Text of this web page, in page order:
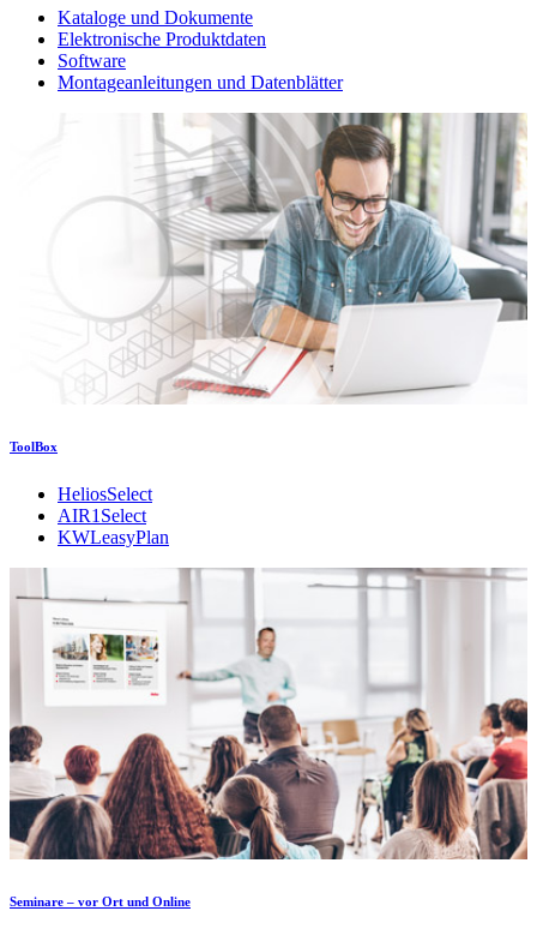
Kataloge und Dokumente
Elektronische Produktdaten
Software
Montageanleitungen und Datenblätter
ToolBox
HeliosSelect
AIR1Select
KWLeasyPlan
Seminare – vor Ort und Online